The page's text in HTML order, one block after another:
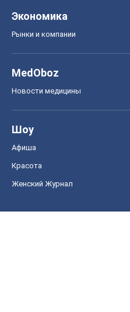
Экономика
Рынки и компании
MedOboz
Новости медицины
Шоу
Афиша
Красота
Женский Журнал